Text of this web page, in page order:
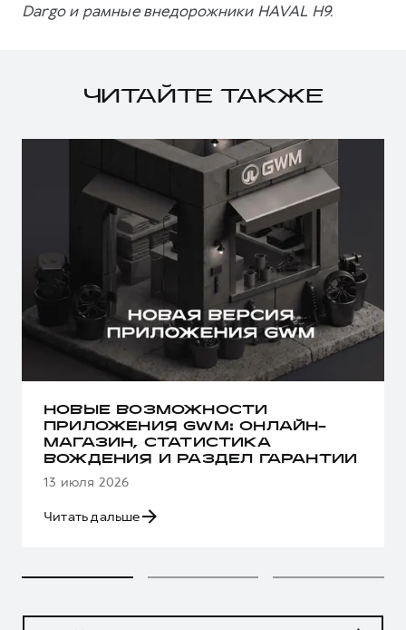
Dargo и рамные внедорожники HAVAL H9.
ЧИТАЙТЕ ТАКЖЕ
НОВЫЕ ВОЗМОЖНОСТИ
ПРИЛОЖЕНИЯ GWM: ОНЛАЙН-
МАГАЗИН, СТАТИСТИКА
ВОЖДЕНИЯ И РАЗДЕЛ ГАРАНТИИ
13 июля 2026
Читать дальше